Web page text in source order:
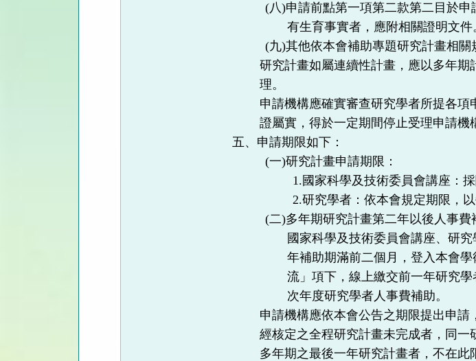
(八)申請前點第一項第二款第二目於
有生育事實者，應附相關證明文件
(九)其他依本會補助專題研究計畫相關
研究計畫如屬連續性計畫，應以多年
理。
申請機構應確實審查研究學者所提各
證屬實，得於一定期間停止受理申請機
五、申請期限如下：
(一)研究計畫申請期限：
1. 國家科學及技術委員會講座：採
2.研究學者：依本會規定期限，
(二)多年期研究計畫第二年以後人事費
國家科學及技術委員會講座、研
年補助期滿前二個月，登入本會
流」項下，線上繳交前一年研究
次年度研究學者人事費補助。
申請機構應依本會公告之期限提出申請
經核定之全程研究計畫未完成者，同
多年期之最後一年研究計畫者，不在此